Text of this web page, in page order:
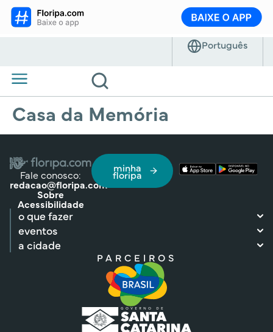
Casa da Memória
Fale conosco:
redacao@floripa.com
Sobre
Acessibilidade
minha
floripa
o que fazer
eventos
a cidade
PARCEIROS